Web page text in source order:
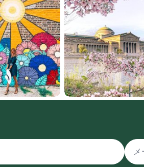
メー